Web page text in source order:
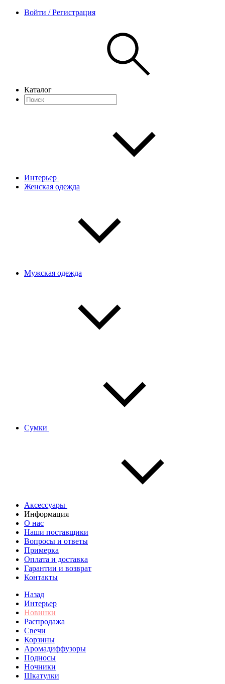
Войти / Регистрация
Каталог
Интерьер
Женская одежда
Мужская одежда
Сумки
Аксессуары
Информация
О нас
Наши поставщики
Вопросы и ответы
Примерка
Оплата и доставка
Гарантии и возврат
Контакты
Назад
Интерьер
Новинки
Распродажа
Свечи
Корзины
Аромадиффузоры
Подносы
Ночники
Шкатулки